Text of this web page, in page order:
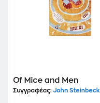
Of Mice and Men
Συγγραφέας: John Steinbeck